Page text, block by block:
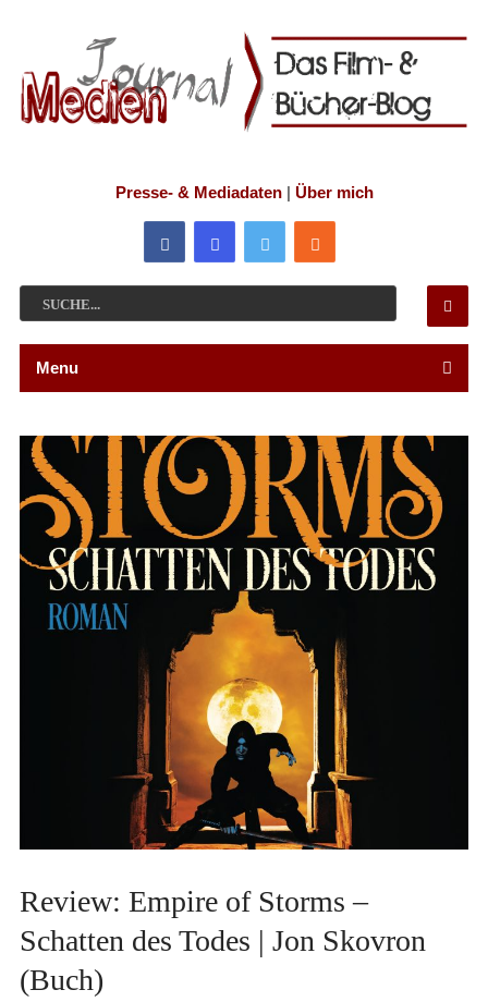
Presse- & Mediadaten| Über mich
Menu
Review: Empire of Storms –
Schatten des Todes | Jon Skovron
(Buch)